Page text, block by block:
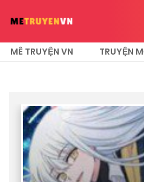
MÊ TRUYỆN VN TRUYỆN